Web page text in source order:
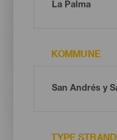
KOMMUNE
TYPE STRAND